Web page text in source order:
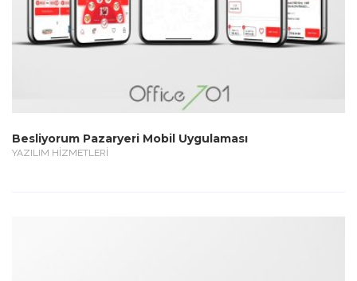
Besliyorum Pazaryeri Mobil Uygulaması
YAZILIM HİZMETLERİ